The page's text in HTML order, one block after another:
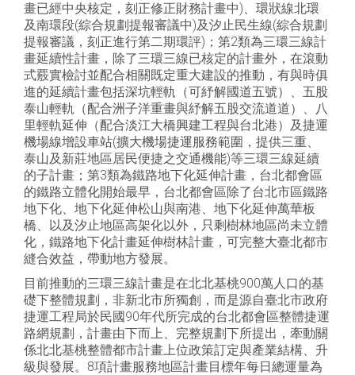
畫已經中央核定，刻正修正財務計畫中)、環狀線北環
及南環段(綜合規劃提報審議中)及汐止民生線(綜合規劃
提報審議，刻正進行第二期環評)；第2類為三環三線計
畫延續性計畫，除了三環三線已核定的計畫外，在滾動
式覈實檢討並配合相關既定重大建設的推動，有與時俱
進的延續計畫包括深坑輕軌（可紓解國道五號）、五股
泰山輕軌（配合洲子洋重畫與紓解五股交流道道）、八
里輕軌延伸（配合淡江大橋興建工程與台北港）及捷運
機場線增設車站(擴大機場捷運服務範圍，提供三重、
泰山及新莊地區居民便捷之交通機能)等三環三線延續
的子計畫；第3類為鐵路地下化延伸計畫，台北都會區
的鐵路立體化開始最早，台北都會區除了台北市區鐵路
地下化、地下化延伸松山與南港、地下化延伸萬華板
橋、以及汐止地區高架化以外，只剩樹林地區尚未立體
化，鐵路地下化計畫延伸樹林計畫，可完整大臺北都市
縫合效益，帶動地方發展。
目前推動的三環三線計畫是在北北基桃900萬人口的基
礎下整體規劃，非新北市所獨創，而是源自臺北市政府
捷運工程局於民國90年代所完成的台北都會區整體捷運
路網規劃，計畫由下而上、完整規劃下所提出，牽動關
係北北基桃整體都市計畫上位政策訂定與產業結構、升
級與發展。8項計畫服務地區計畫目標年每日總運量為